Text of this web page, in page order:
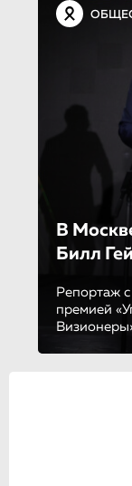
В
Билл
Репортаж
премией